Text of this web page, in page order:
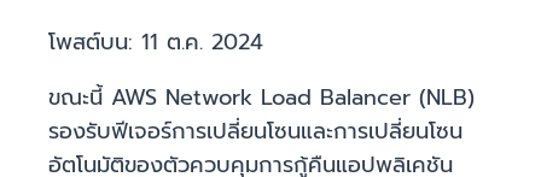
โพสต์บน: 11 ต.ค. 2024
ขณะนี้ AWS Network Load Balancer (NLB)
รองรับฟีเจอร์การเปลี่ยนโซนและการเปลี่ยนโซน
อัตโนมัติของตัวควบคุมการกู้คืนแอปพลิเคชัน